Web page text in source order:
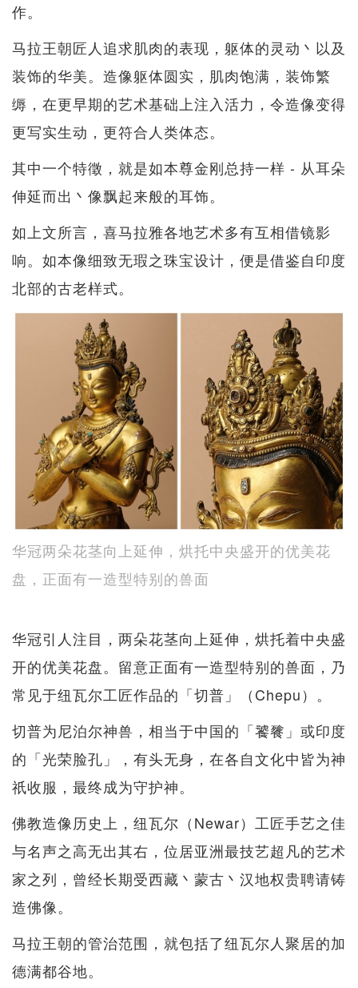
作。
马拉王朝匠人追求肌肉的表现，躯体的灵动丶以及
装饰的华美。造像躯体圆实，肌肉饱满，装饰繁
缛，在更早期的艺术基础上注入活力，令造像变得
更写实生动，更符合人类体态。
其中一个特徵，就是如本尊金刚总持一样 - 从耳朵
伸延而出丶像飘起来般的耳饰。
如上文所言，喜马拉雅各地艺术多有互相借镜影
响。如本像细致无瑕之珠宝设计，便是借鉴自印度
北部的古老样式。
华冠两朵花茎向上延伸，烘托中央盛开的优美花
盘，正面有一造型特别的兽面
华冠引人注目，两朵花茎向上延伸，烘托着中央盛
开的优美花盘。留意正面有一造型特别的兽面，乃
常见于纽瓦尔工匠作品的「切普」（Chepu）。
切普为尼泊尔神兽，相当于中国的「饕餮」或印度
的「光荣脸孔」，有头无身，在各自文化中皆为神
祇收服，最终成为守护神。
佛教造像历史上，纽瓦尔（Newar）工匠手艺之佳
与名声之高无出其右，位居亚洲最技艺超凡的艺术
家之列，曾经长期受西藏丶蒙古丶汉地权贵聘请铸
造佛像。
马拉王朝的管治范围，就包括了纽瓦尔人聚居的加
德满都谷地。